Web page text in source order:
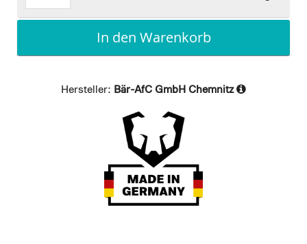
In den Warenkorb
Hersteller: Bär-AfC GmbH Chemnitz